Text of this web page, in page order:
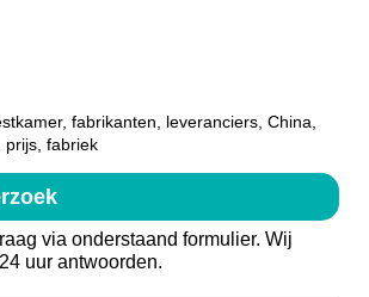
fabrikanten, leveranciers, China,
prijs, fabriek
via onderstaand formulier. Wij
uur antwoorden.